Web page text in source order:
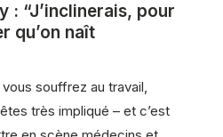
: “J’inclinerais, pour
qu’on naît
souffrez au travail,
très impliqué – et c’est